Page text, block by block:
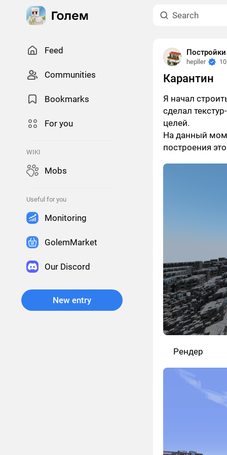
Feed
Сommunities
Bookmarks
For you
WIKI
Mobs
Useful for you
Monitoring
GolemMarket
Our Discord
New entry
hepller
Карантин
Я начал
сделал
целей.
На данный
построения
Рендер